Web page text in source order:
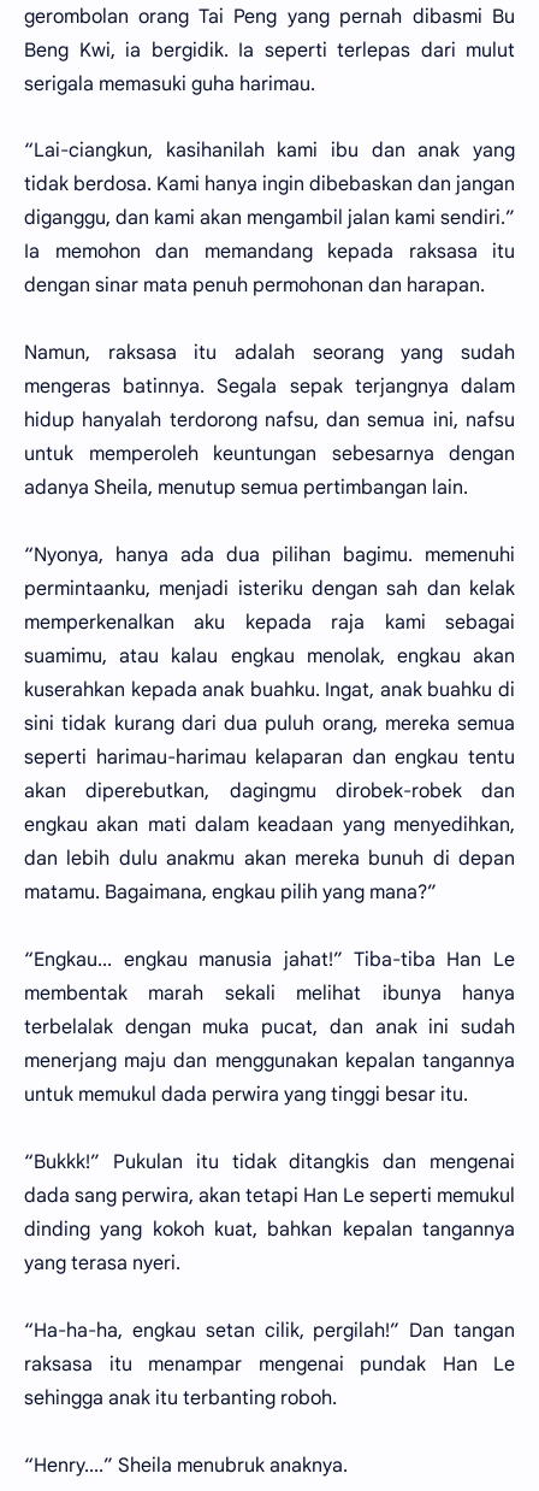
gerombolan orang Tai Peng yang pernah dibasmi Bu
Beng Kwi, ia bergidik. Ia seperti terlepas dari mulut
serigala memasuki guha harimau.
“Lai-ciangkun, kasihanilah kami ibu dan anak yang
tidak berdosa. Kami hanya ingin dibebaskan dan jangan
diganggu, dan kami akan mengambil jalan kami sendiri.”
Ia memohon dan memandang kepada raksasa itu
dengan sinar mata penuh permohonan dan harapan.
Namun, raksasa itu adalah seorang yang sudah
mengeras batinnya. Segala sepak terjangnya dalam
hidup hanyalah terdorong nafsu, dan semua ini, nafsu
untuk memperoleh keuntungan sebesarnya dengan
adanya Sheila, menutup semua pertimbangan lain.
“Nyonya, hanya ada dua pilihan bagimu. memenuhi
permintaanku, menjadi isteriku dengan sah dan kelak
memperkenalkan aku kepada raja kami sebagai
suamimu, atau kalau engkau menolak, engkau akan
kuserahkan kepada anak buahku. Ingat, anak buahku di
sini tidak kurang dari dua puluh orang, mereka semua
seperti harimau-harimau kelaparan dan engkau tentu
akan diperebutkan, dagingmu dirobek-robek dan
engkau akan mati dalam keadaan yang menyedihkan,
dan lebih dulu anakmu akan mereka bunuh di depan
matamu. Bagaimana, engkau pilih yang mana?”
“Engkau... engkau manusia jahat!” Tiba-tiba Han Le
membentak marah sekali melihat ibunya hanya
terbelalak dengan muka pucat, dan anak ini sudah
menerjang maju dan menggunakan kepalan tangannya
untuk memukul dada perwira yang tinggi besar itu.
“Bukkk!” Pukulan itu tidak ditangkis dan mengenai
dada sang perwira, akan tetapi Han Le seperti memukul
dinding yang kokoh kuat, bahkan kepalan tangannya
yang terasa nyeri.
“Ha-ha-ha, engkau setan cilik, pergilah!” Dan tangan
raksasa itu menampar mengenai pundak Han Le
sehingga anak itu terbanting roboh.
“Henry....” Sheila menubruk anaknya.